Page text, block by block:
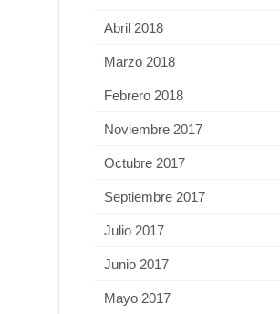
Abril 2018
Marzo 2018
Febrero 2018
Noviembre 2017
Octubre 2017
Septiembre 2017
Julio 2017
Junio 2017
Mayo 2017